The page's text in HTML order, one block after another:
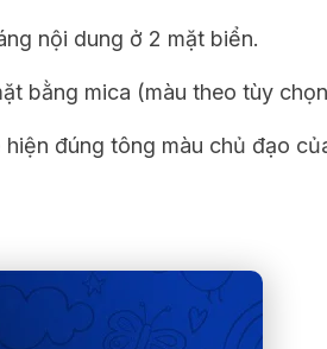
nội dung ở 2 mặt biển.
bằng mica (màu theo tùy
đúng tông màu chủ đạo